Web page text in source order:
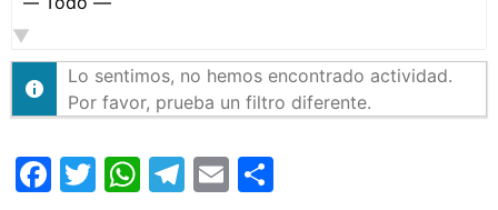
Mostrar:
Lo sentimos, no hemos encontrado actividad.
Por favor, prueba un filtro diferente.
Facebook
Twitter
WhatsApp
Telegram
Email